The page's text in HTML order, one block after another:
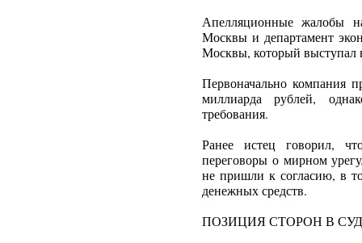
Апелляционные жалобы
Москвы и департамент
Москвы, который выступал
Первоначально компания
миллиарда рублей,
требования.
Ранее истец говорил,
переговоры о мирном
не пришли к согласию, в
денежных средств.
ПОЗИЦИЯ СТОРОН В